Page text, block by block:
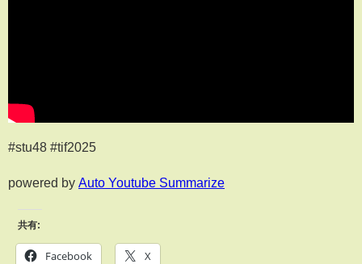
#stu48 #tif2025
powered by Auto Youtube Summarize
共有:
Facebook X